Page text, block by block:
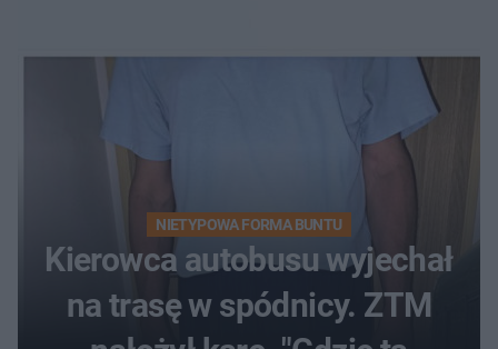
NIETYPOWA FORMA BUNTU
Kierowca autobusu wyjechał
na trasę w spódnicy. ZTM